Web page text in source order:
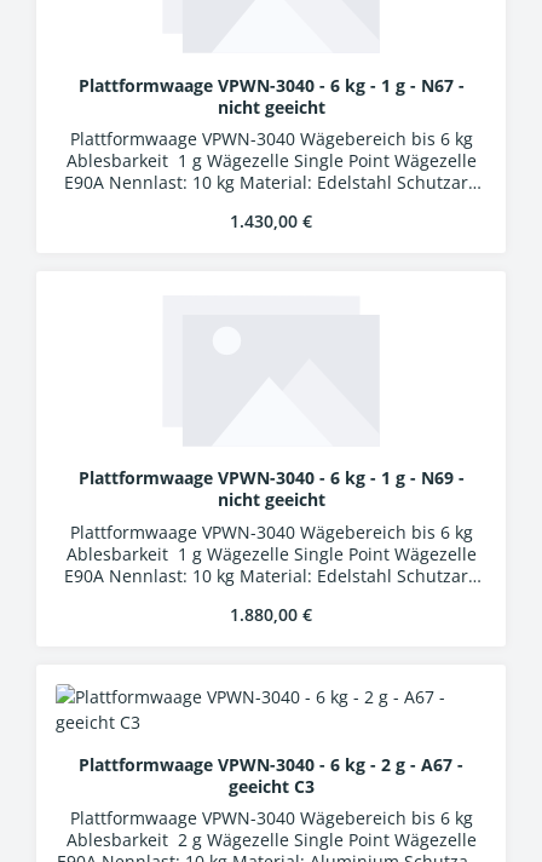
Plattformwaage VPWN-3040 - 6 kg - 1 g - N67 -
nicht geeicht
Plattformwaage VPWN-3040 Wägebereich bis 6 kg
Ablesbarkeit 1 g Wägezelle Single Point Wägezelle
E90A Nennlast: 10 kg Material: Edelstahl Schutzart:
Schutzart IP54 LCD-Display, Ziffernhöhe 25 mm 24
Regulärer Preis:
1.430,00 €
Plattformwaage VPWN-3040 - 6 kg - 1 g - N69 -
nicht geeicht
Plattformwaage VPWN-3040 Wägebereich bis 6 kg
Ablesbarkeit 1 g Wägezelle Single Point Wägezelle
E90A Nennlast: 10 kg Material: Edelstahl Schutzart:
Schutzart IP54 LCD-Display, Ziffernhöhe 25 mm 24
Regulärer Preis:
1.880,00 €
Plattformwaage VPWN-3040 - 6 kg - 2 g - A67 -
geeicht C3
Plattformwaage VPWN-3040 Wägebereich bis 6 kg
Ablesbarkeit 2 g Wägezelle Single Point Wägezelle